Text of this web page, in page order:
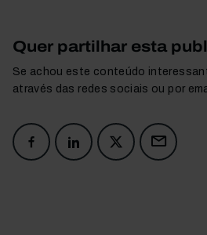
Quer partilhar esta
Se achou este conteúdo
através das redes sociais ou por